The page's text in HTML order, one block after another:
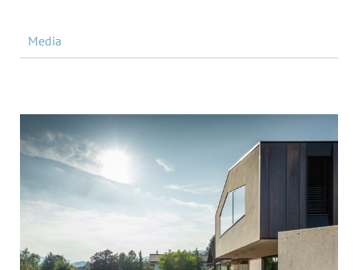
Swimming Pond
Öffentliche Anlagen
Details & Zubehör
Unternehmen & Logo
Media